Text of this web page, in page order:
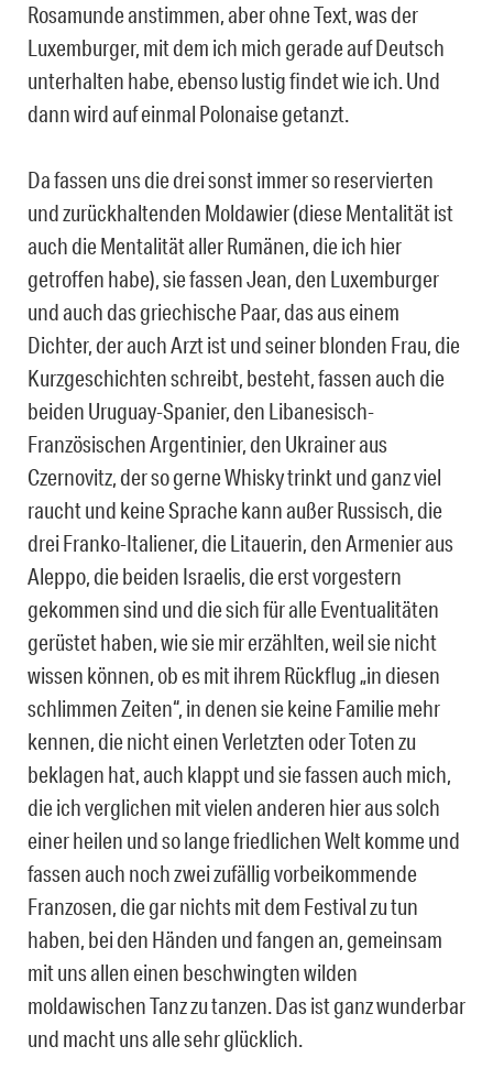
Rosamunde anstimmen, aber ohne Text, was der
Luxemburger, mit dem ich mich gerade auf Deutsch
unterhalten habe, ebenso lustig findet wie ich. Und
dann wird auf einmal Polonaise getanzt.
Da fassen uns die drei sonst immer so reservierten
und zurückhaltenden Moldawier (diese Mentalität ist
auch die Mentalität aller Rumänen, die ich hier
getroffen habe), sie fassen Jean, den Luxemburger
und auch das griechische Paar, das aus einem
Dichter, der auch Arzt ist und seiner blonden Frau, die
Kurzgeschichten schreibt, besteht, fassen auch die
beiden Uruguay-Spanier, den Libanesisch-
Französischen Argentinier, den Ukrainer aus
Czernovitz, der so gerne Whisky trinkt und ganz viel
raucht und keine Sprache kann außer Russisch, die
drei Franko-Italiener, die Litauerin, den Armenier aus
Aleppo, die beiden Israelis, die erst vorgestern
gekommen sind und die sich für alle Eventualitäten
gerüstet haben, wie sie mir erzählten, weil sie nicht
wissen können, ob es mit ihrem Rückflug „in diesen
schlimmen Zeiten“, in denen sie keine Familie mehr
kennen, die nicht einen Verletzten oder Toten zu
beklagen hat, auch klappt und sie fassen auch mich,
die ich verglichen mit vielen anderen hier aus solch
einer heilen und so lange friedlichen Welt komme und
fassen auch noch zwei zufällig vorbeikommende
Franzosen, die gar nichts mit dem Festival zu tun
haben, bei den Händen und fangen an, gemeinsam
mit uns allen einen beschwingten wilden
moldawischen Tanz zu tanzen. Das ist ganz wunderbar
und macht uns alle sehr glücklich.